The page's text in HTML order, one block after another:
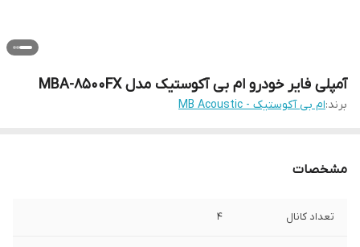
آمپلی فایر خودرو ام بی آکوستیک مدل MBA-8500FX
برند:ام بی آکوستیک - MB Acoustic
مشخصات
تعداد کانال 4